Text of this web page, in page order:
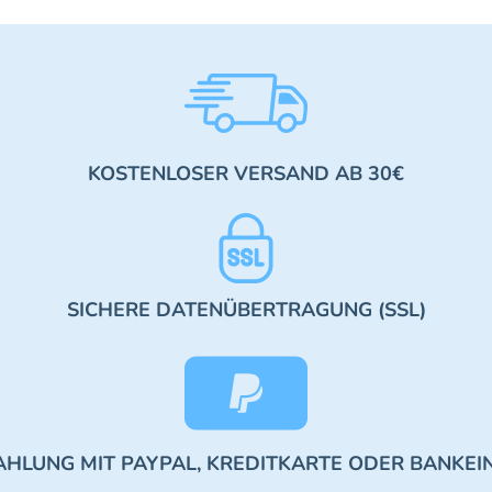
KOSTENLOSER VERSAND AB 30€
SICHERE DATENÜBERTRAGUNG (SSL)
MIT PAYPAL, KREDITKARTE ODER